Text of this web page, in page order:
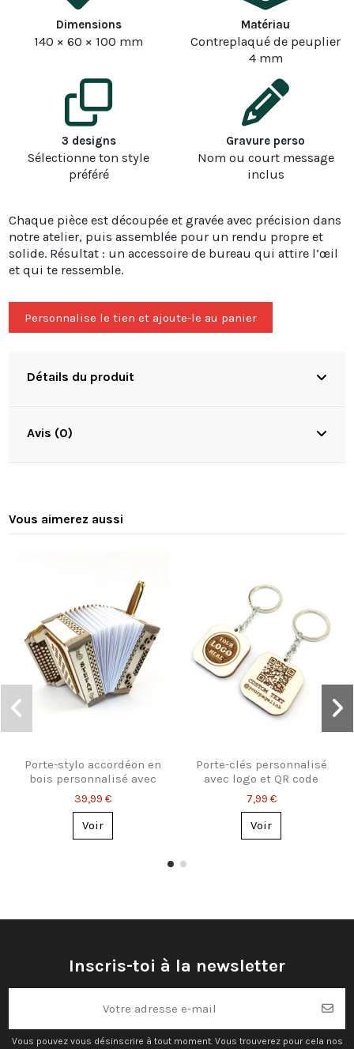
Dimensions
140 × 60 × 100 mm
Matériau
Contreplaqué de peuplier
4 mm
3 designs
Sélectionne ton style
préféré
Gravure perso
Nom ou court message
inclus
Chaque pièce est découpée et gravée avec précision dans
notre atelier, puis assemblée pour un rendu propre et
solide. Résultat : un accessoire de bureau qui attire l’œil
et qui te ressemble.
Personnalise le tien et ajoute-le au panier
Détails du produit
Avis (0)
Vous aimerez aussi
Porte-stylo accordéon en
bois personnalisé avec
prénom
39,99 €
Voir
Porte-clés personnalisé
avec logo et QR code
7,99 €
Voir
Inscris-toi à la newsletter
Vous pouvez vous désinscrire à tout moment. Vous trouverez pour cela nos